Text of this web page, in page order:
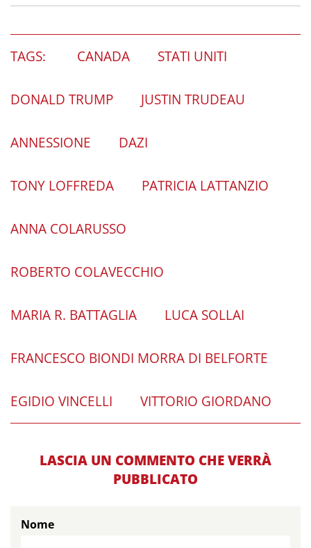
TAGS: CANADA STATI UNITI
DONALD TRUMP JUSTIN TRUDEAU
ANNESSIONE DAZI
TONY LOFFREDA PATRICIA LATTANZIO
ANNA COLARUSSO
ROBERTO COLAVECCHIO
MARIA R. BATTAGLIA LUCA SOLLAI
FRANCESCO BIONDI MORRA DI BELFORTE
EGIDIO VINCELLI VITTORIO GIORDANO
LASCIA UN COMMENTO CHE VERRÀ
PUBBLICATO
Nome